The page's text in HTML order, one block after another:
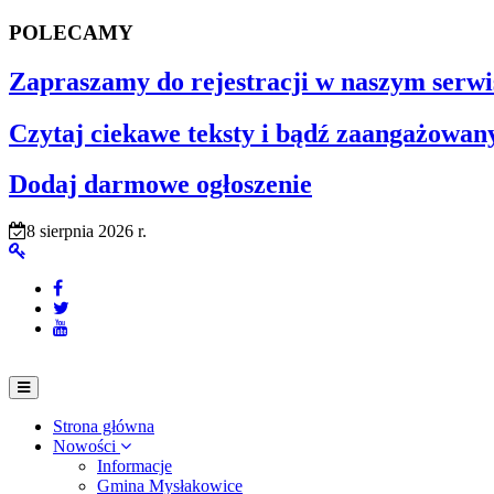
POLECAMY
Zapraszamy do rejestracji w naszym
Czytaj ciekawe teksty i bądź
Dodaj darmowe ogłoszenie
8 sierpnia 2026 r.
Strona główna
Nowości
Informacje
Gmina Mysłakowice